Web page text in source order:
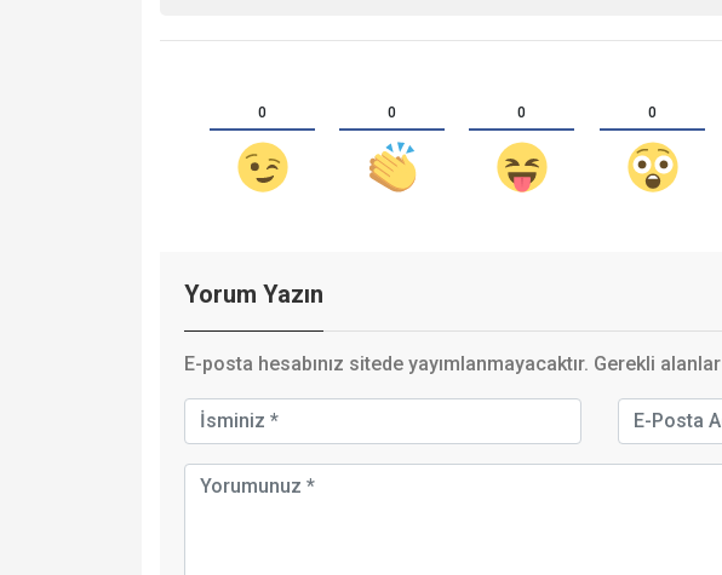
0 0 0 0
Yorum Yazın
E-posta hesabınız sitede yayımlanmayacaktır. Gerekli alanlar